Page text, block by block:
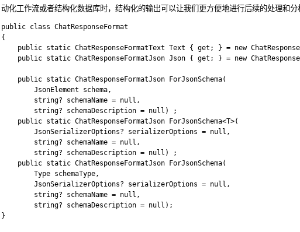
动化工作流或者结构化数据库时，结构化的输出可以让我们更方便地进行后续的处理和分
public class ChatResponseFormat
{
public static ChatResponseFormatText Text { get; } = new
public static ChatResponseFormatJson Json { get; } = new
    public static ChatResponseFormatJson ForJsonSchema(
        JsonElement schema,
        string? schemaName = null,
        string? schemaDescription = null) ;
    public static ChatResponseFormatJson ForJsonSchema<T>(
        JsonSerializerOptions? serializerOptions = null,
        string? schemaName = null,
        string? schemaDescription = null) ;
    public static ChatResponseFormatJson ForJsonSchema(
        Type schemaType,
        JsonSerializerOptions? serializerOptions = null,
        string? schemaName = null,
        string? schemaDescription = null);